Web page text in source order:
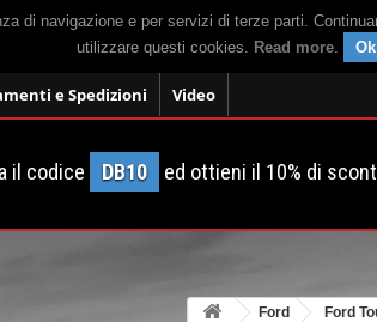
di navigazione e per servizi di terze parti.
utilizzare questi cookies. Read more. Ok
e Spedizioni Video
il codice DB10 ed ottieni il 10% di
Ford Ford